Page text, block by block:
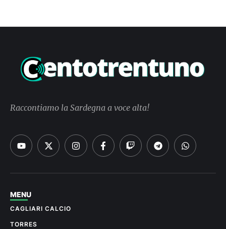
Raccontiamo la Sardegna a voce alta!
MENU
CAGLIARI CALCIO
TORRES